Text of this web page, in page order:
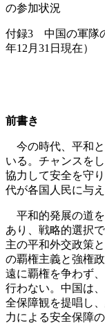
の参加状況
付録3 中国の軍隊
年12月31日現在）
前書き
今の時代、平和と
いる。チャンスを
協力して安全を守
代が各国人民に与
平和的発展の道
あり、戦略的選択
主の平和外交政策
の覇権主義と強権
遠に覇権を争わず
行わない。中国は
全保障観を提唱し
力による安全保障